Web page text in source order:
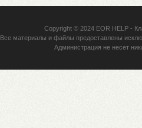
Copyright © 2024 EOR HELP-
Все материалы и файлы предоставлены
Администрация не несет